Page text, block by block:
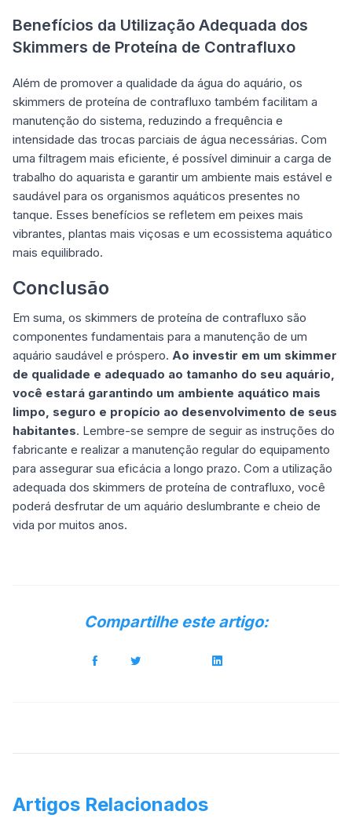
Benefícios da Utilização Adequada dos
Skimmers de Proteína de Contrafluxo
Além de promover a qualidade da água do aquário, os
skimmers de proteína de contrafluxo também facilitam a
manutenção do sistema, reduzindo a frequência e
intensidade das trocas parciais de água necessárias. Com
uma filtragem mais eficiente, é possível diminuir a carga de
trabalho do aquarista e garantir um ambiente mais estável e
saudável para os organismos aquáticos presentes no
tanque. Esses benefícios se refletem em peixes mais
vibrantes, plantas mais viçosas e um ecossistema aquático
mais equilibrado.
Conclusão
Em suma, os skimmers de proteína de contrafluxo são
componentes fundamentais para a manutenção de um
aquário saudável e próspero. Ao investir em um skimmer
de qualidade e adequado ao tamanho do seu aquário,
você estará garantindo um ambiente aquático mais
limpo, seguro e propício ao desenvolvimento de seus
habitantes. Lembre-se sempre de seguir as instruções do
fabricante e realizar a manutenção regular do equipamento
para assegurar sua eficácia a longo prazo. Com a utilização
adequada dos skimmers de proteína de contrafluxo, você
poderá desfrutar de um aquário deslumbrante e cheio de
vida por muitos anos.
Compartilhe este artigo:
Artigos Relacionados